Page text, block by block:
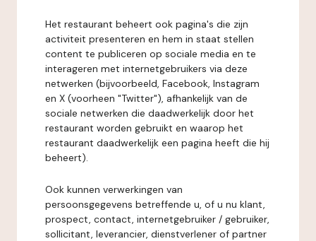
Het restaurant beheert ook pagina's die zijn
activiteit presenteren en hem in staat stellen
content te publiceren op sociale media en te
interageren met internetgebruikers via deze
netwerken (bijvoorbeeld, Facebook, Instagram
en X (voorheen "Twitter"), afhankelijk van de
sociale netwerken die daadwerkelijk door het
restaurant worden gebruikt en waarop het
restaurant daadwerkelijk een pagina heeft die hij
beheert).
Ook kunnen verwerkingen van
persoonsgegevens betreffende u, of u nu klant,
prospect, contact, internetgebruiker / gebruiker,
sollicitant, leverancier, dienstverlener of partner